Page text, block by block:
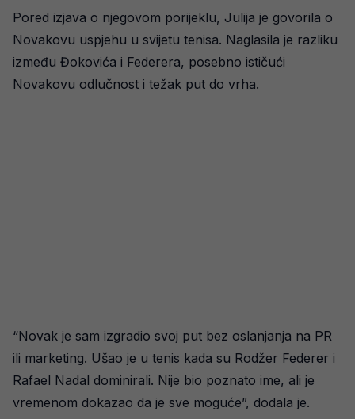
Pored izjava o njegovom porijeklu, Julija je govorila o
Novakovu uspjehu u svijetu tenisa. Naglasila je razliku
između Đokovića i Federera, posebno ističući
Novakovu odlučnost i težak put do vrha.
“Novak je sam izgradio svoj put bez oslanjanja na PR
ili marketing. Ušao je u tenis kada su Rodžer Federer i
Rafael Nadal dominirali. Nije bio poznato ime, ali je
vremenom dokazao da je sve moguće”, dodala je.